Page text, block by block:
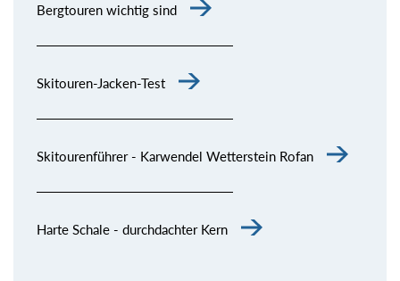
Bergtouren wichtig sind
Skitouren-Jacken-Test
Skitourenführer - Karwendel Wetterstein Rofan
Harte Schale - durchdachter Kern